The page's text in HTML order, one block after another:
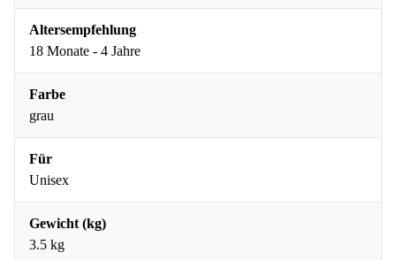
Altersempfehlung
18 Monate - 4 Jahre
Farbe
grau
Für
Unisex
Gewicht (kg)
3.5 kg